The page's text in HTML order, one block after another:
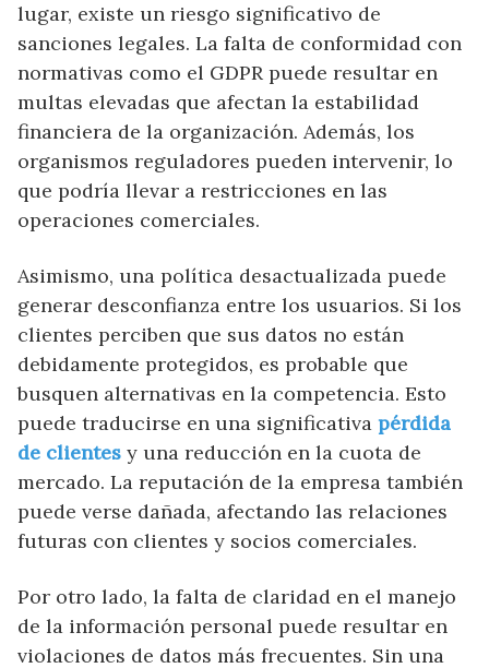
lugar, existe un riesgo significativo de
sanciones legales. La falta de conformidad con
normativas como el GDPR puede resultar en
multas elevadas que afectan la estabilidad
financiera de la organización. Además, los
organismos reguladores pueden intervenir, lo
que podría llevar a restricciones en las
operaciones comerciales.
Asimismo, una política desactualizada puede
generar desconfianza entre los usuarios. Si los
clientes perciben que sus datos no están
debidamente protegidos, es probable que
busquen alternativas en la competencia. Esto
puede traducirse en una significativa pérdida
de clientes y una reducción en la cuota de
mercado. La reputación de la empresa también
puede verse dañada, afectando las relaciones
futuras con clientes y socios comerciales.
Por otro lado, la falta de claridad en el manejo
de la información personal puede resultar en
violaciones de datos más frecuentes. Sin una